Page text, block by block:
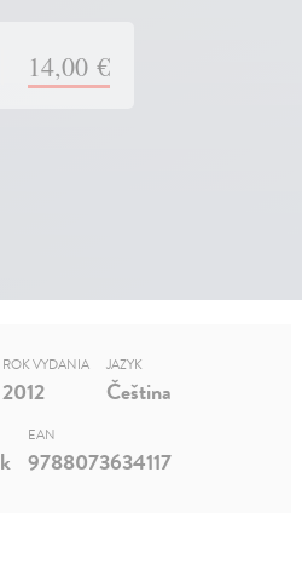
14,00 €
ROK VYDANIA
2012
JAZYK
Čeština
EAN
9788073634117